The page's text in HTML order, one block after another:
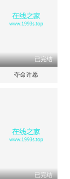
已完结
夺命许愿
已完结